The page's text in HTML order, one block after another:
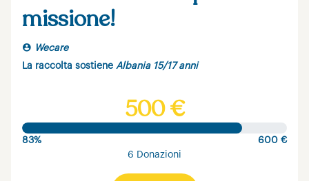
missione!
Wecare
La raccolta sostiene Albania 15/17 anni
500 €
83%
600 €
6 Donazioni